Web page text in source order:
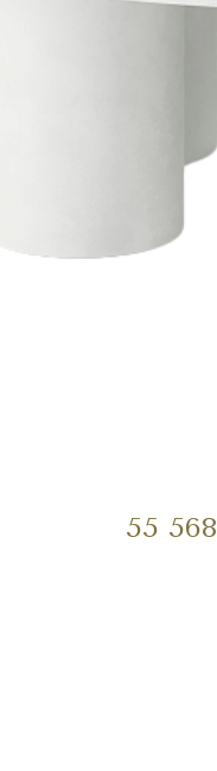
55 568